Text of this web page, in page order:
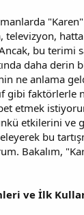
televizyon,
bu terimi
daha derin
ne anlama
gibi faktörlerle
etmek
etkilerini ve
bu
Bakalım,
ve İlk